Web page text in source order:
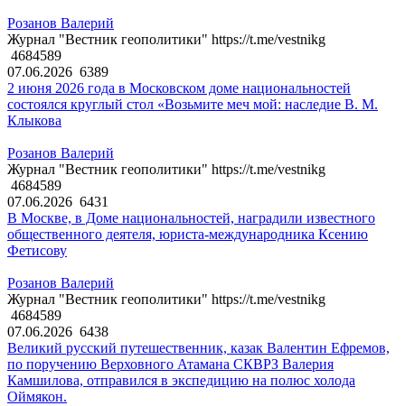
Розанов Валерий
Журнал "Вестник геополитики" https://t.me/vestnikg
4684589
07.06.2026 6389
2 июня 2026 года в Московском доме национальностей
состоялся круглый стол «Возьмите меч мой: наследие В. М.
Клыкова
Розанов Валерий
Журнал "Вестник геополитики" https://t.me/vestnikg
4684589
07.06.2026 6431
В Москве, в Доме национальностей, наградили известного
общественного деятеля, юриста-международника Ксению
Фетисову
Розанов Валерий
Журнал "Вестник геополитики" https://t.me/vestnikg
4684589
07.06.2026 6438
Великий русский путешественник, казак Валентин Ефремов,
по поручению Верховного Атамана СКВРЗ Валерия
Камшилова, отправился в экспедицию на полюс холода
Оймякон.